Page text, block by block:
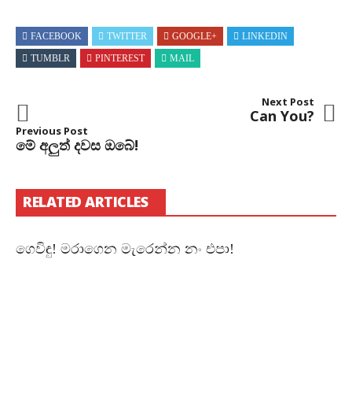
FACEBOOK TWITTER GOOGLE+
LINKEDIN
TUMBLR
PINTEREST MAIL
Previous Post
මේ අලුත් දවස ඔබේ!
Next Post
Can You?
RELATED ARTICLES
ගෙවිඳු! මරාගෙන මැරෙන්න නං එපා!